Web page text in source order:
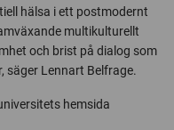
hälsa i ett postmodernt
multikulturellt
och brist på dialog som
säger Lennart Belfrage.
hemsida